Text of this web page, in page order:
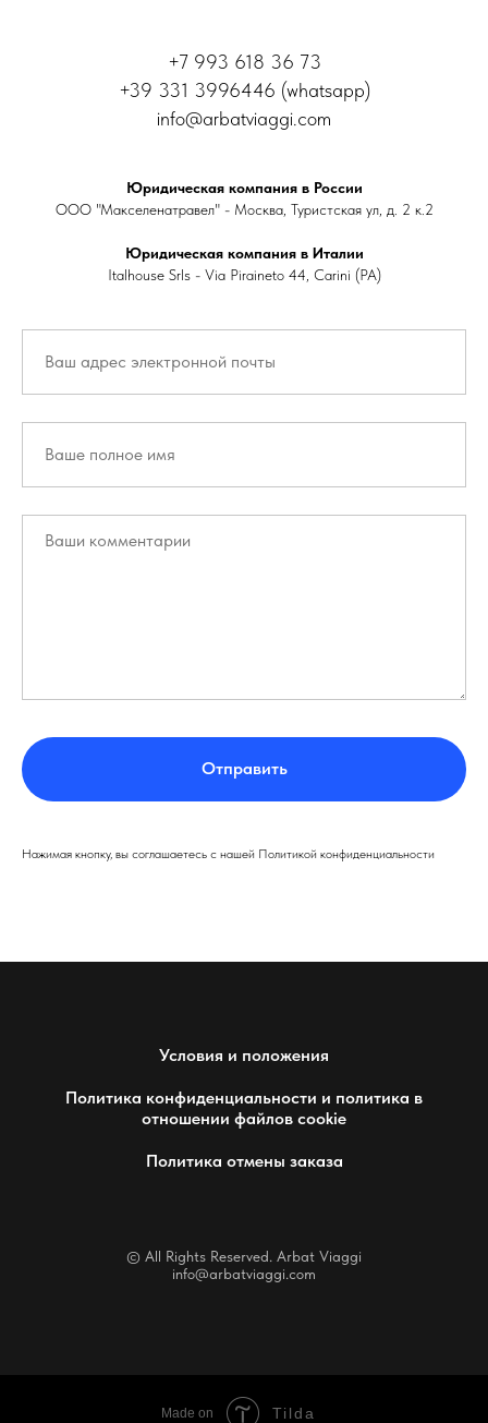
+7 993 618 36 73
+39 331 3996446 (whatsapp)
info@arbatviaggi.com
Юридическая компания в России
ООО "Макселенатравел" - Москва, Туристская ул, д. 2 к.2
Юридическая компания в Италии
Italhouse Srls - Via Piraineto 44, Carini (PA)
Отправить
Нажимая кнопку, вы соглашаетесь с нашей Политикой конфиденциальности
Условия и положения
Политика конфиденциальности и политика в
отношении файлов cookie
Политика отмены заказа
© All Rights Reserved. Arbat Viaggi
info@arbatviaggi.com
Made on Tilda